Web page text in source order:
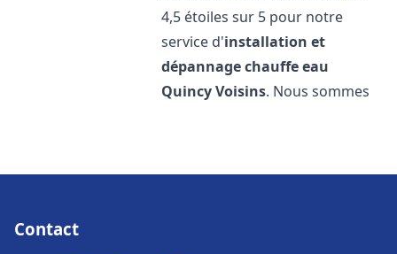
4,5 étoiles sur 5 pour notre
service d'installation et
dépannage chauffe eau
Quincy Voisins. Nous sommes
Contact